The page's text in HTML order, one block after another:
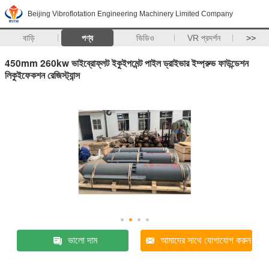
Beijing Vibroflotation Engineering Machinery Limited Company
বাড়ি পণ্য ভিডিও VR প্রদর্শন >>
450mm 260kw ভাইব্রোফ্লট ইকুইপমেন্ট পাইল ড্রাইভার ইম্প্রুভ ফাউন্ডেশন
লিকুইফেকশন রেজিস্ট্যান্স
ভালো দাম আমাদের সাথে যোগাযোগ করুন